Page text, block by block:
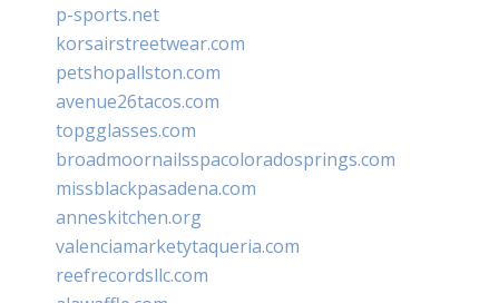
p-sports.net
korsairstreetwear.com
petshopallston.com
avenue26tacos.com
topgglasses.com
broadmoornailsspacoloradosprings.com
missblackpasadena.com
anneskitchen.org
valenciamarketytaqueria.com
reefrecordsllc.com